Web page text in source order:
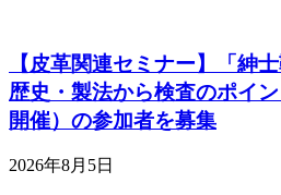
【皮革関連セミナー】「紳
歴史・製法から検査のポイ
開催）の参加者を募集
2026年8月5日